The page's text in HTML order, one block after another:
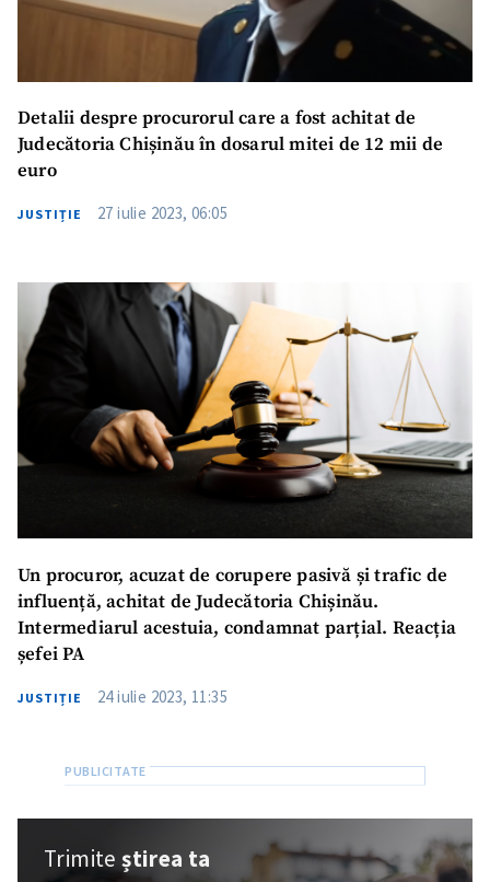
Detalii despre procurorul care a fost achitat de
Judecătoria Chișinău în dosarul mitei de 12 mii de
euro
JUSTIȚIE 27 iulie 2023, 06:05
Un procuror, acuzat de corupere pasivă și trafic de
influență, achitat de Judecătoria Chișinău.
Intermediarul acestuia, condamnat parțial. Reacția
șefei PA
JUSTIȚIE 24 iulie 2023, 11:35
Trimiteștirea ta